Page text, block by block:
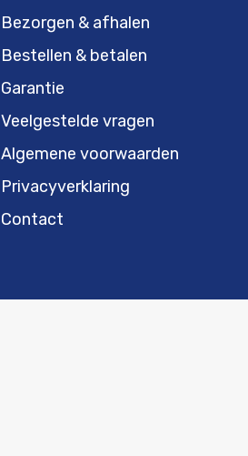
Bezorgen & afhalen
Bestellen & betalen
Garantie
Veelgestelde vragen
Algemene voorwaarden
Privacyverklaring
Contact